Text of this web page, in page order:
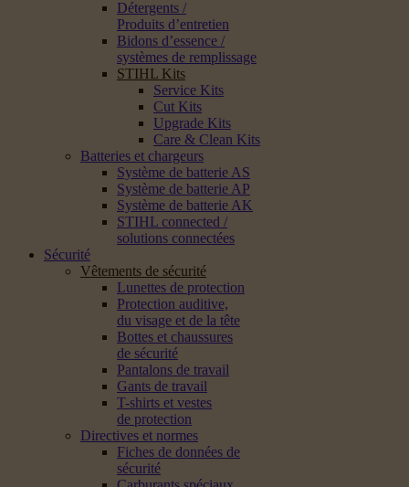
Détergents /
Produits d’entretien
Bidons d’essence /
systèmes de remplissage
STIHL Kits
Service Kits
Cut Kits
Upgrade Kits
Care & Clean Kits
Batteries et chargeurs
Système de batterie AS
Système de batterie AP
Système de batterie AK
STIHL connected /
solutions connectées
Sécurité
Vêtements de sécurité
Lunettes de protection
Protection auditive,
du visage et de la tête
Bottes et chaussures
de sécurité
Pantalons de travail
Gants de travail
T-shirts et vestes
de protection
Directives et normes
Fiches de données de
sécurité